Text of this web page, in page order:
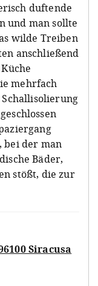
duftende
und man sollte
wilde Treiben
anschließend
mehrfach
bei der man
Bäder,
stößt, die zur
Siracusa